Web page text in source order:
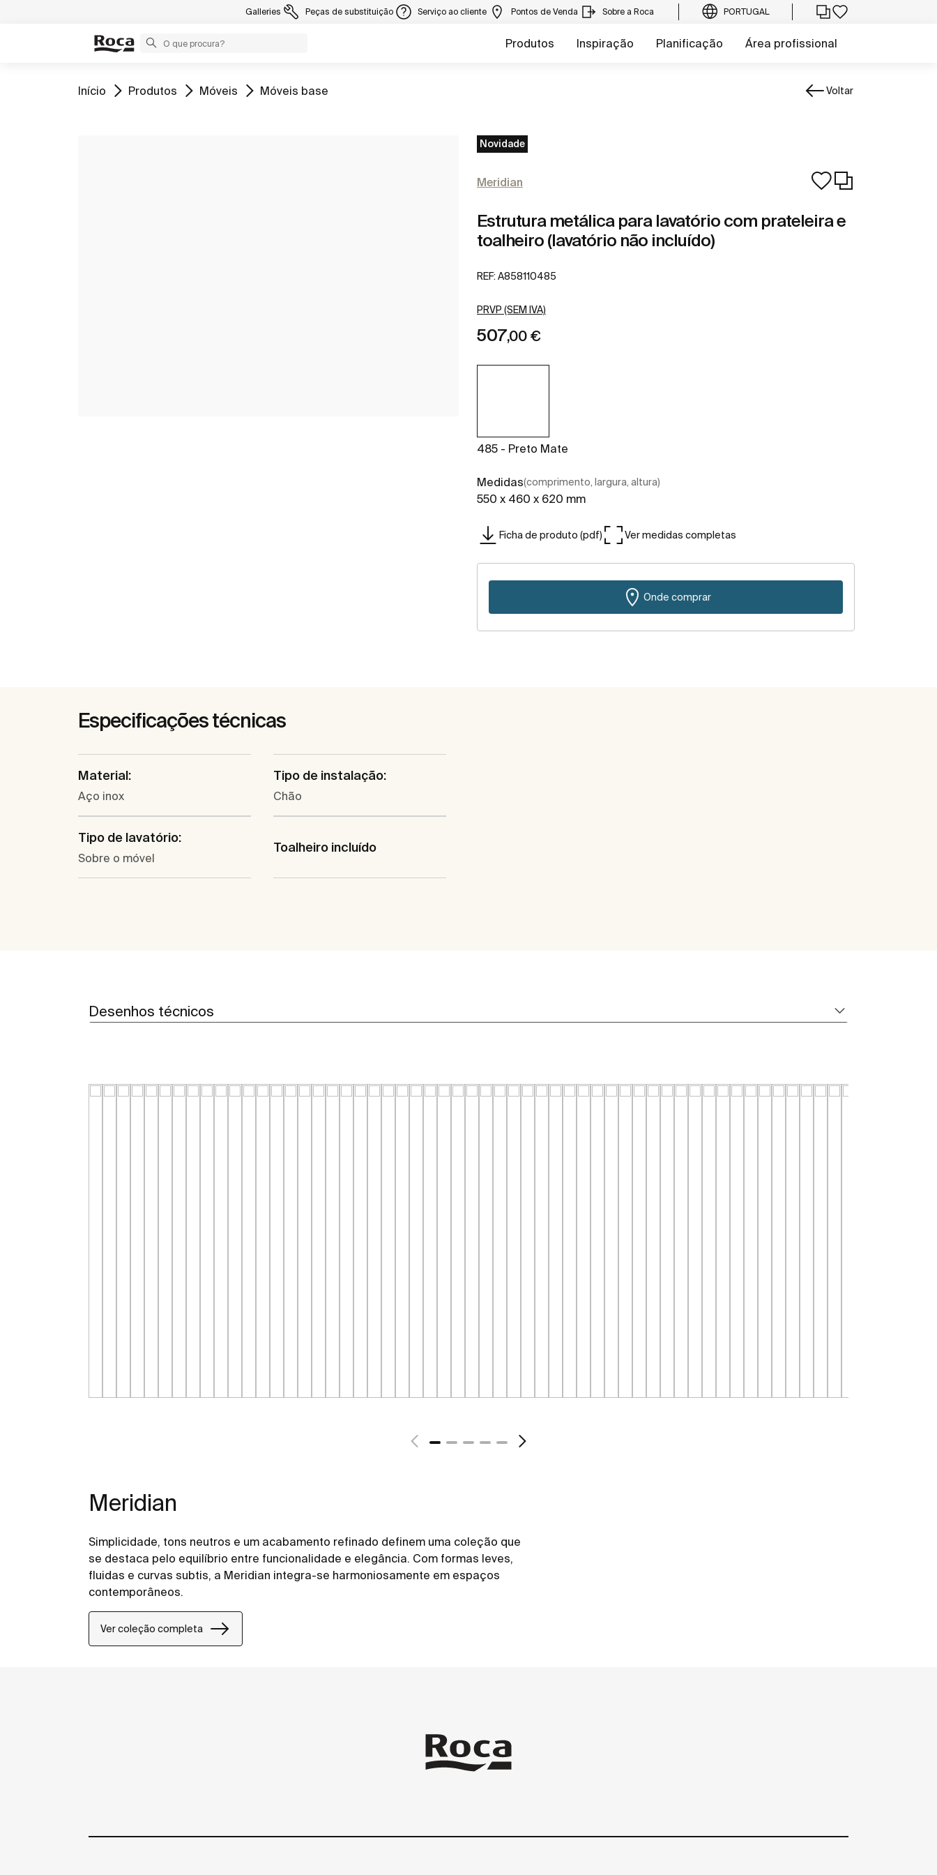
Galleries Peças de substituição Serviço ao cliente Pontos de Venda Sobre a Roca PORTUGAL
Produtos Inspiração Planificação Área profissional
Ir para
Início Ir para
Produtos Ir para
Móveis Ir para
Móveis base Voltar
Novidade
Meridian
Estrutura metálica para lavatório com prateleira e
toalheiro (lavatório não incluído)
REF: A858110485
PRVP (SEM IVA)
507,00 €
485 - Preto Mate
Medidas(comprimento, largura, altura)
550 x 460 x 620 mm
Ficha de produto (pdf) Ver medidas completas
Onde comprar
Especificações técnicas
Material:
Aço inox
Tipo de instalação:
Chão
Tipo de lavatório:
Sobre o móvel
Toalheiro incluído
Desenhos técnicos
Meridian
Simplicidade, tons neutros e um acabamento refinado definem uma coleção que
se destaca pelo equilíbrio entre funcionalidade e elegância. Com formas leves,
fluidas e curvas subtis, a Meridian integra-se harmoniosamente em espaços
contemporâneos.
Ver coleção completa